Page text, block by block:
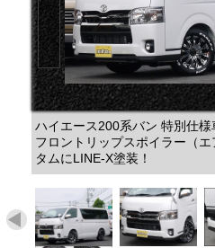
ハイエース200系バン 特別仕
フロントリップスポイラー（
タムにLINE-X塗装！